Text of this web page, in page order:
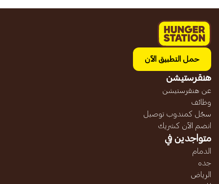
حمل التطبيق الآن
هنقرستيشن
عن هنقرستيشن
وظائف
سجّل كمندوب توصيل
انضم الآن كشريك
متواجدين في
الدمام
جده
الرياض